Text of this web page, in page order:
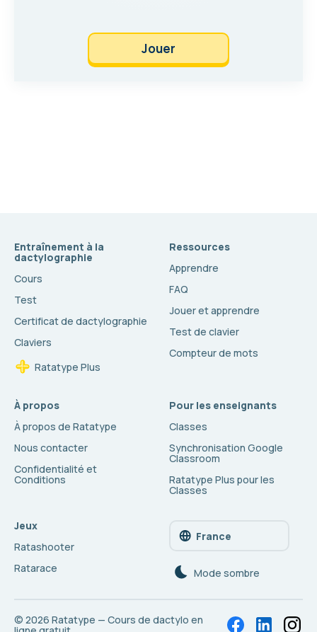
Jouer
Entraînement à la
dactylographie
Cours
Test
Certificat de dactylographie
Claviers
Ratatype Plus
Ressources
Apprendre
FAQ
Jouer et apprendre
Test de clavier
Compteur de mots
À propos
À propos de Ratatype
Nous contacter
Confidentialité et
Conditions
Pour les enseignants
Classes
Synchronisation Google
Classroom
Ratatype Plus pour les
Classes
Jeux
Ratashooter
Ratarace
France
Mode sombre
© 2026 Ratatype — Cours de dactylo en